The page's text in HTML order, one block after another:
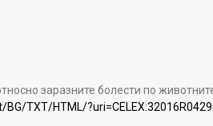
заразните болести по
TXT/HTML/